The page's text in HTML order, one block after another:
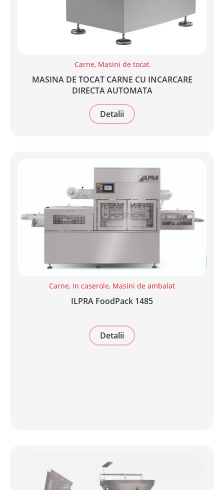
Carne, Masini de tocat
MASINA DE TOCAT CARNE CU INCARCARE
DIRECTA AUTOMATA
Detalii
Carne, In caserole, Masini de ambalat
ILPRA FoodPack 1485
Detalii